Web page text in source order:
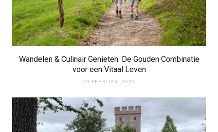
Wandelen & Culinair Genieten: De Gouden Combinatie
voor een Vitaal Leven
23 FEBRUARI 2026